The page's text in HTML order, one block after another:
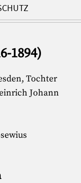
1894)
Tochter
Johann